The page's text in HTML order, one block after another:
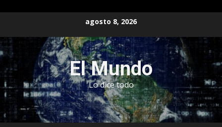
contenido
agosto 8, 2026
El Mundo
Lo dice todo